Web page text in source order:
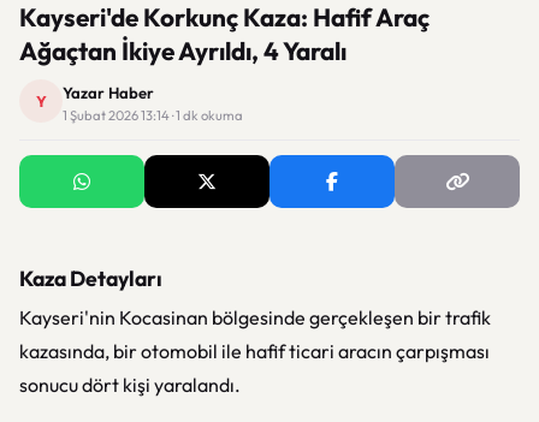
Kayseri'de Korkunç Kaza: Hafif Araç
Ağaçtan İkiye Ayrıldı, 4 Yaralı
Y Yazar Haber
1 Şubat 2026 13:14 · 1 dk okuma
Kaza Detayları
Kayseri'nin Kocasinan bölgesinde gerçekleşen bir trafik
kazasında, bir otomobil ile hafif ticari aracın çarpışması
sonucu dört kişi yaralandı.